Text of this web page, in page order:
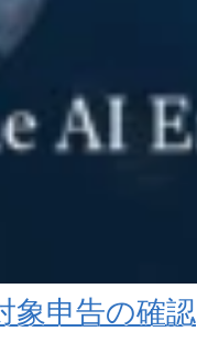
象申告の確認